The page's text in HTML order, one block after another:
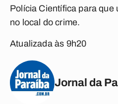
Polícia Científica para que
no local do crime.
Atualizada às 9h20
Jornal da